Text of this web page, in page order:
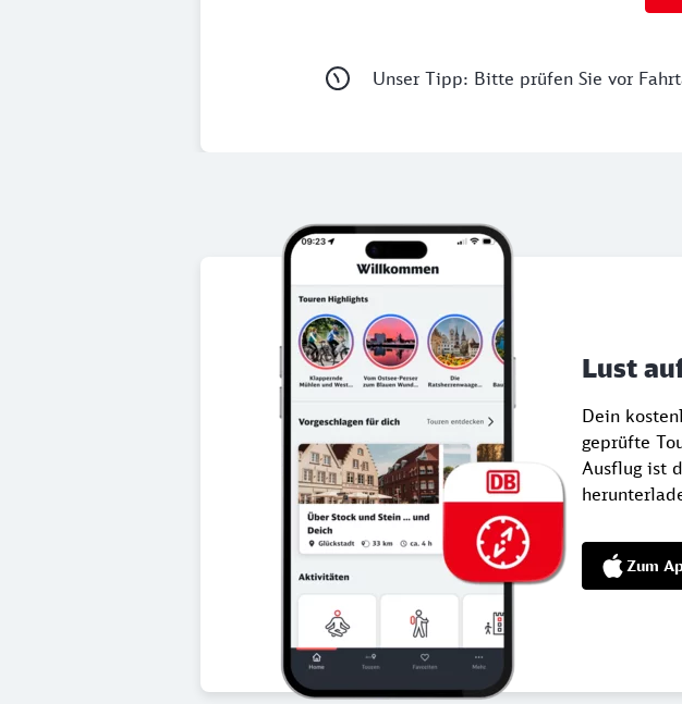
Unser Tipp: Bitte prüfen Sie vor
Lust
Dein
geprüfte
Ausflug ist
Zum